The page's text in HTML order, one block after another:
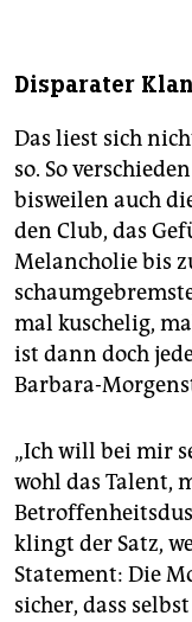
Disparater
Das liest sich
so. So
bisweilen auch
den Club, das
Melancholie bis
mal kuschelig,
ist dann doch
Barbara-
„Ich will bei mir
wohl das Talent,
klingt der Satz,
Statement: Die
sicher, dass